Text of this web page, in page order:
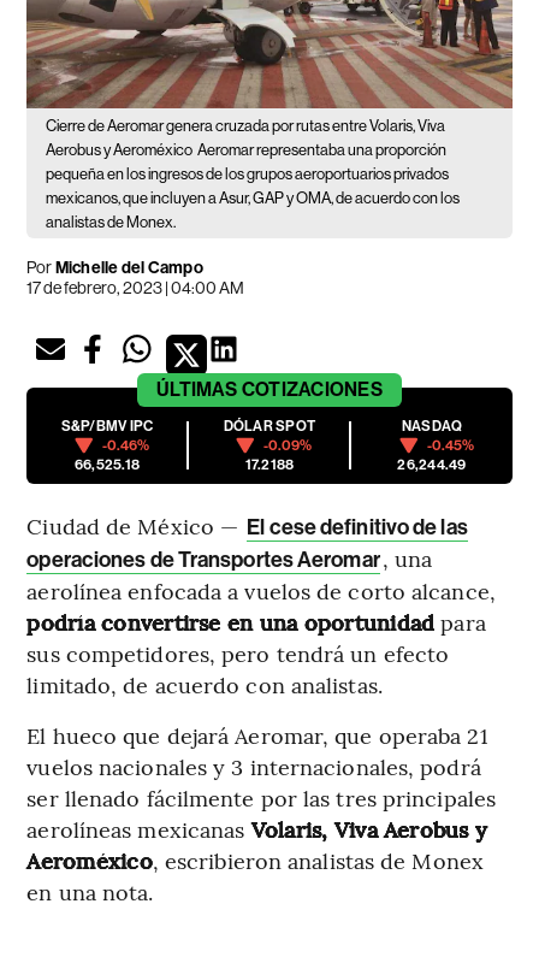
Cierre de Aeromar genera cruzada por rutas entre Volaris, Viva
Aerobus y Aeroméxico Aeromar representaba una proporción
pequeña en los ingresos de los grupos aeroportuarios privados
mexicanos, que incluyen a Asur, GAP y OMA, de acuerdo con los
analistas de Monex.
PorMichelle del Campo
17 de febrero, 2023 | 04:00 AM
ÚLTIMAS COTIZACIONES
S&P/BMV IPC
-0.46%
66,525.18
DÓLAR SPOT
-0.09%
17.2188
NASDAQ
-0.45%
26,244.49
Ciudad de México — El cese definitivo de las
operaciones de Transportes Aeromar, una
aerolínea enfocada a vuelos de corto alcance,
podría convertirse en una oportunidad para
sus competidores, pero tendrá un efecto
limitado, de acuerdo con analistas.
El hueco que dejará Aeromar, que operaba 21
vuelos nacionales y 3 internacionales, podrá
ser llenado fácilmente por las tres principales
aerolíneas mexicanas Volaris, Viva Aerobus y
Aeroméxico, escribieron analistas de Monex
en una nota.